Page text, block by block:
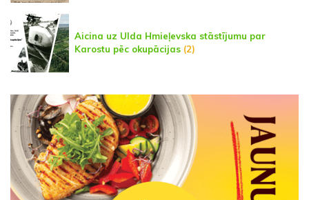
Aicina uz Ulda Hmieļevska stāstījumu par
Karostu pēc okupācijas (2)